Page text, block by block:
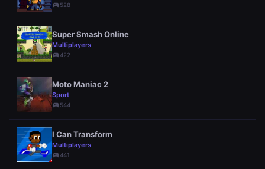
sports_esports528
Super Smash Online
Multiplayers
sports_esports422
Moto Maniac 2
Sport
sports_esports544
I Can Transform
Multiplayers
sports_esports441